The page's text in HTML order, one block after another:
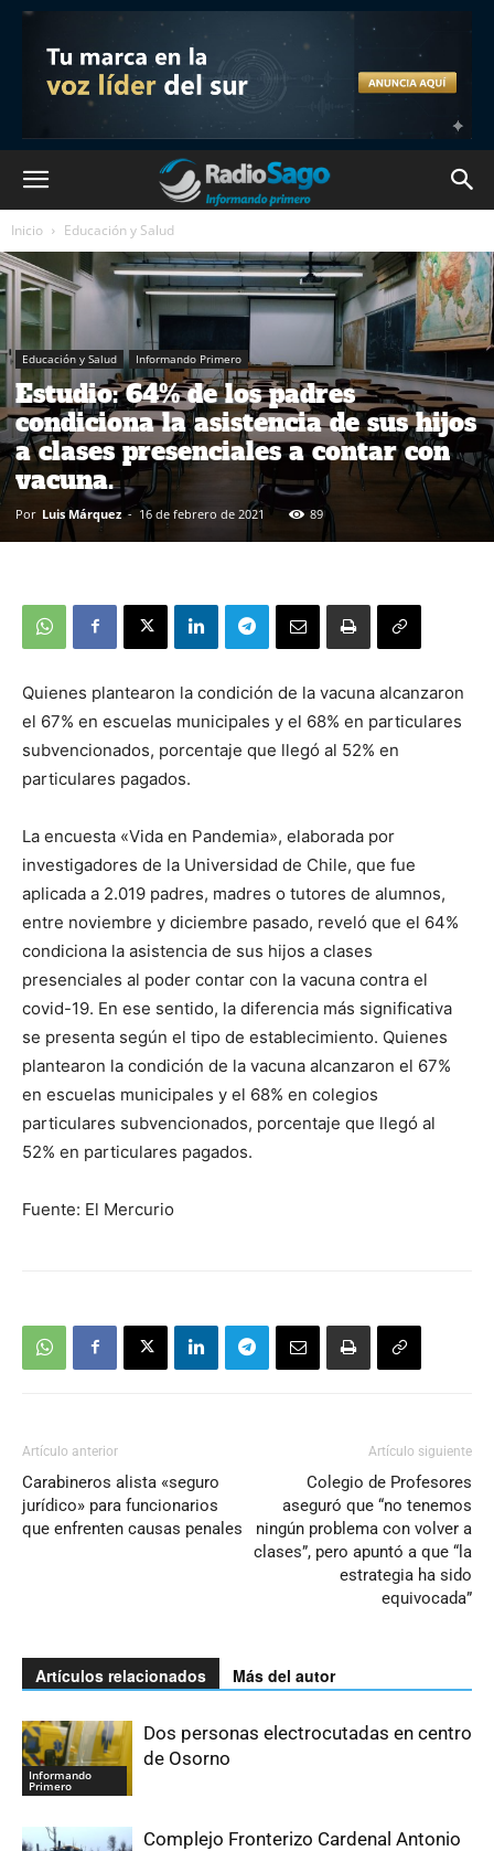
Inicio Educación y Salud
Educación y Salud Informando Primero
Estudio: 64% de los padres
condiciona la asistencia de sus hijos
a clases presenciales a contar con
vacuna.
Por Luis Márquez - 16 de febrero de 2021 89
Quienes plantearon la condición de la vacuna alcanzaron
el 67% en escuelas municipales y el 68% en particulares
subvencionados, porcentaje que llegó al 52% en
particulares pagados.
La encuesta «Vida en Pandemia», elaborada por
investigadores de la Universidad de Chile, que fue
aplicada a 2.019 padres, madres o tutores de alumnos,
entre noviembre y diciembre pasado, reveló que el 64%
condiciona la asistencia de sus hijos a clases
presenciales al poder contar con la vacuna contra el
covid-19. En ese sentido, la diferencia más significativa
se presenta según el tipo de establecimiento. Quienes
plantearon la condición de la vacuna alcanzaron el 67%
en escuelas municipales y el 68% en colegios
particulares subvencionados, porcentaje que llegó al
52% en particulares pagados.
Fuente: El Mercurio
Artículo anterior
Carabineros alista «seguro
jurídico» para funcionarios
que enfrenten causas penales
Artículo siguiente
Colegio de Profesores
aseguró que “no tenemos
ningún problema con volver a
clases”, pero apuntó a que “la
estrategia ha sido
equivocada”
Artículos relacionados Más del autor
Informando
Primero
Dos personas electrocutadas en centro
de Osorno
Complejo Fronterizo Cardenal Antonio